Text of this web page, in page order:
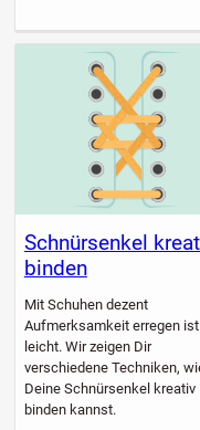
Schnürsenkel
binden
Mit Schuhen dezent
Aufmerksamkeit erregen
leicht. Wir zeigen Dir
verschiedene Techniken,
Deine Schnürsenkel kreativ
binden kannst.